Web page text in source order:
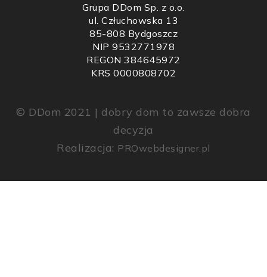
Grupa DDom Sp. z o.o.
ul. Człuchowska 13
85-808 Bydgoszcz
NIP 9532771978
REGON 384645972
KRS 0000808702
© DDom 2021 | dobry dom to zawsze dobra
decyzja
Realizacja: PROwebdesigner.pl